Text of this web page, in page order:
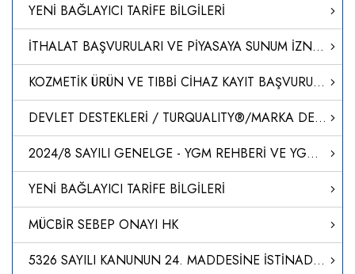
YENİ BAĞLAYICI TARİFE BİLGİLERİ
İTHALAT BAŞVURULARI VE PİYASAYA SUNUM İZNİ HAKKINDA KILAVUZ
KOZMETİK ÜRÜN VE TIBBİ CİHAZ KAYIT BAŞVURULARI
DEVLET DESTEKLERİ / TURQUALITY®/MARKA DESTEK PROGRAMI
2024/8 SAYILI GENELGE - YGM REHBERİ VE YGM ÇALIŞMA BÖLGESİ
YENİ BAĞLAYICI TARİFE BİLGİLERİ
MÜCBİR SEBEP ONAYI HK
5326 SAYILI KANUNUN 24. MADDESİNE İSTİNADEN DÜZENLENEN CEZA KARARLARI